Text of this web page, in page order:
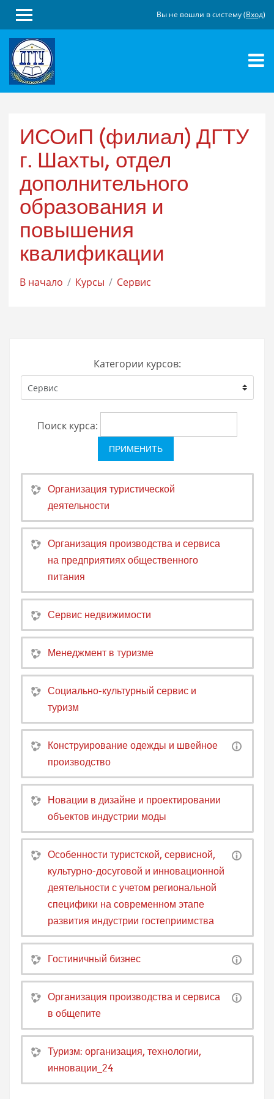
Перейти
основному
содержанию
Вы не вошли в систему (Вход)
ИСОиП (филиал) ДГТУ
г. Шахты, отдел
дополнительного
образования и
повышения
квалификации
В начало Курсы Сервис
Категории курсов:
Поиск курса:
Организация туристической
деятельности
Организация производства и сервиса
на предприятиях общественного
питания
Сервис недвижимости
Менеджмент в туризме
Социально-культурный сервис и
туризм
Конструирование одежды и швейное
производство
Новации в дизайне и проектировании
объектов индустрии моды
Особенности туристской, сервисной,
культурно-досуговой и инновационной
деятельности с учетом региональной
специфики на современном этапе
развития индустрии гостеприимства
Гостиничный бизнес
Организация производства и сервиса
в общепите
Туризм: организация, технологии,
инновации_24